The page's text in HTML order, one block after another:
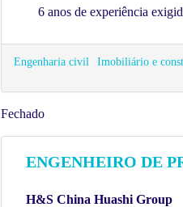
6 anos de experiência
Engenharia civil Imobiliário e
Fechado
ENGENHEIRO DE
H&S China Huashi Group